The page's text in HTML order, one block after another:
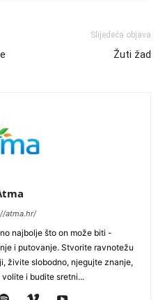
Slijedeća objava
Žuti žad
atma.hr/
najbolje što on može biti -
i putovanje. Stvorite ravnotežu
živite slobodno, njegujte znanje,
i budite sretni...